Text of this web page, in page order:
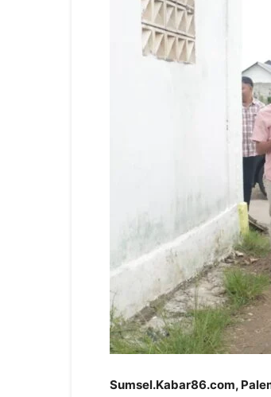
Sumsel.Kabar86.com,